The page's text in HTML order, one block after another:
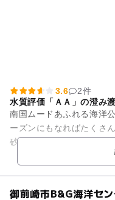
3.6
2件
水質評価「ＡＡ」の澄み
南国ムードあふれる海洋
ーズンにもなればたくさ
砂浜輝く美しい景色と、
も連れのファミリーにも
御前崎市B&G海洋セ